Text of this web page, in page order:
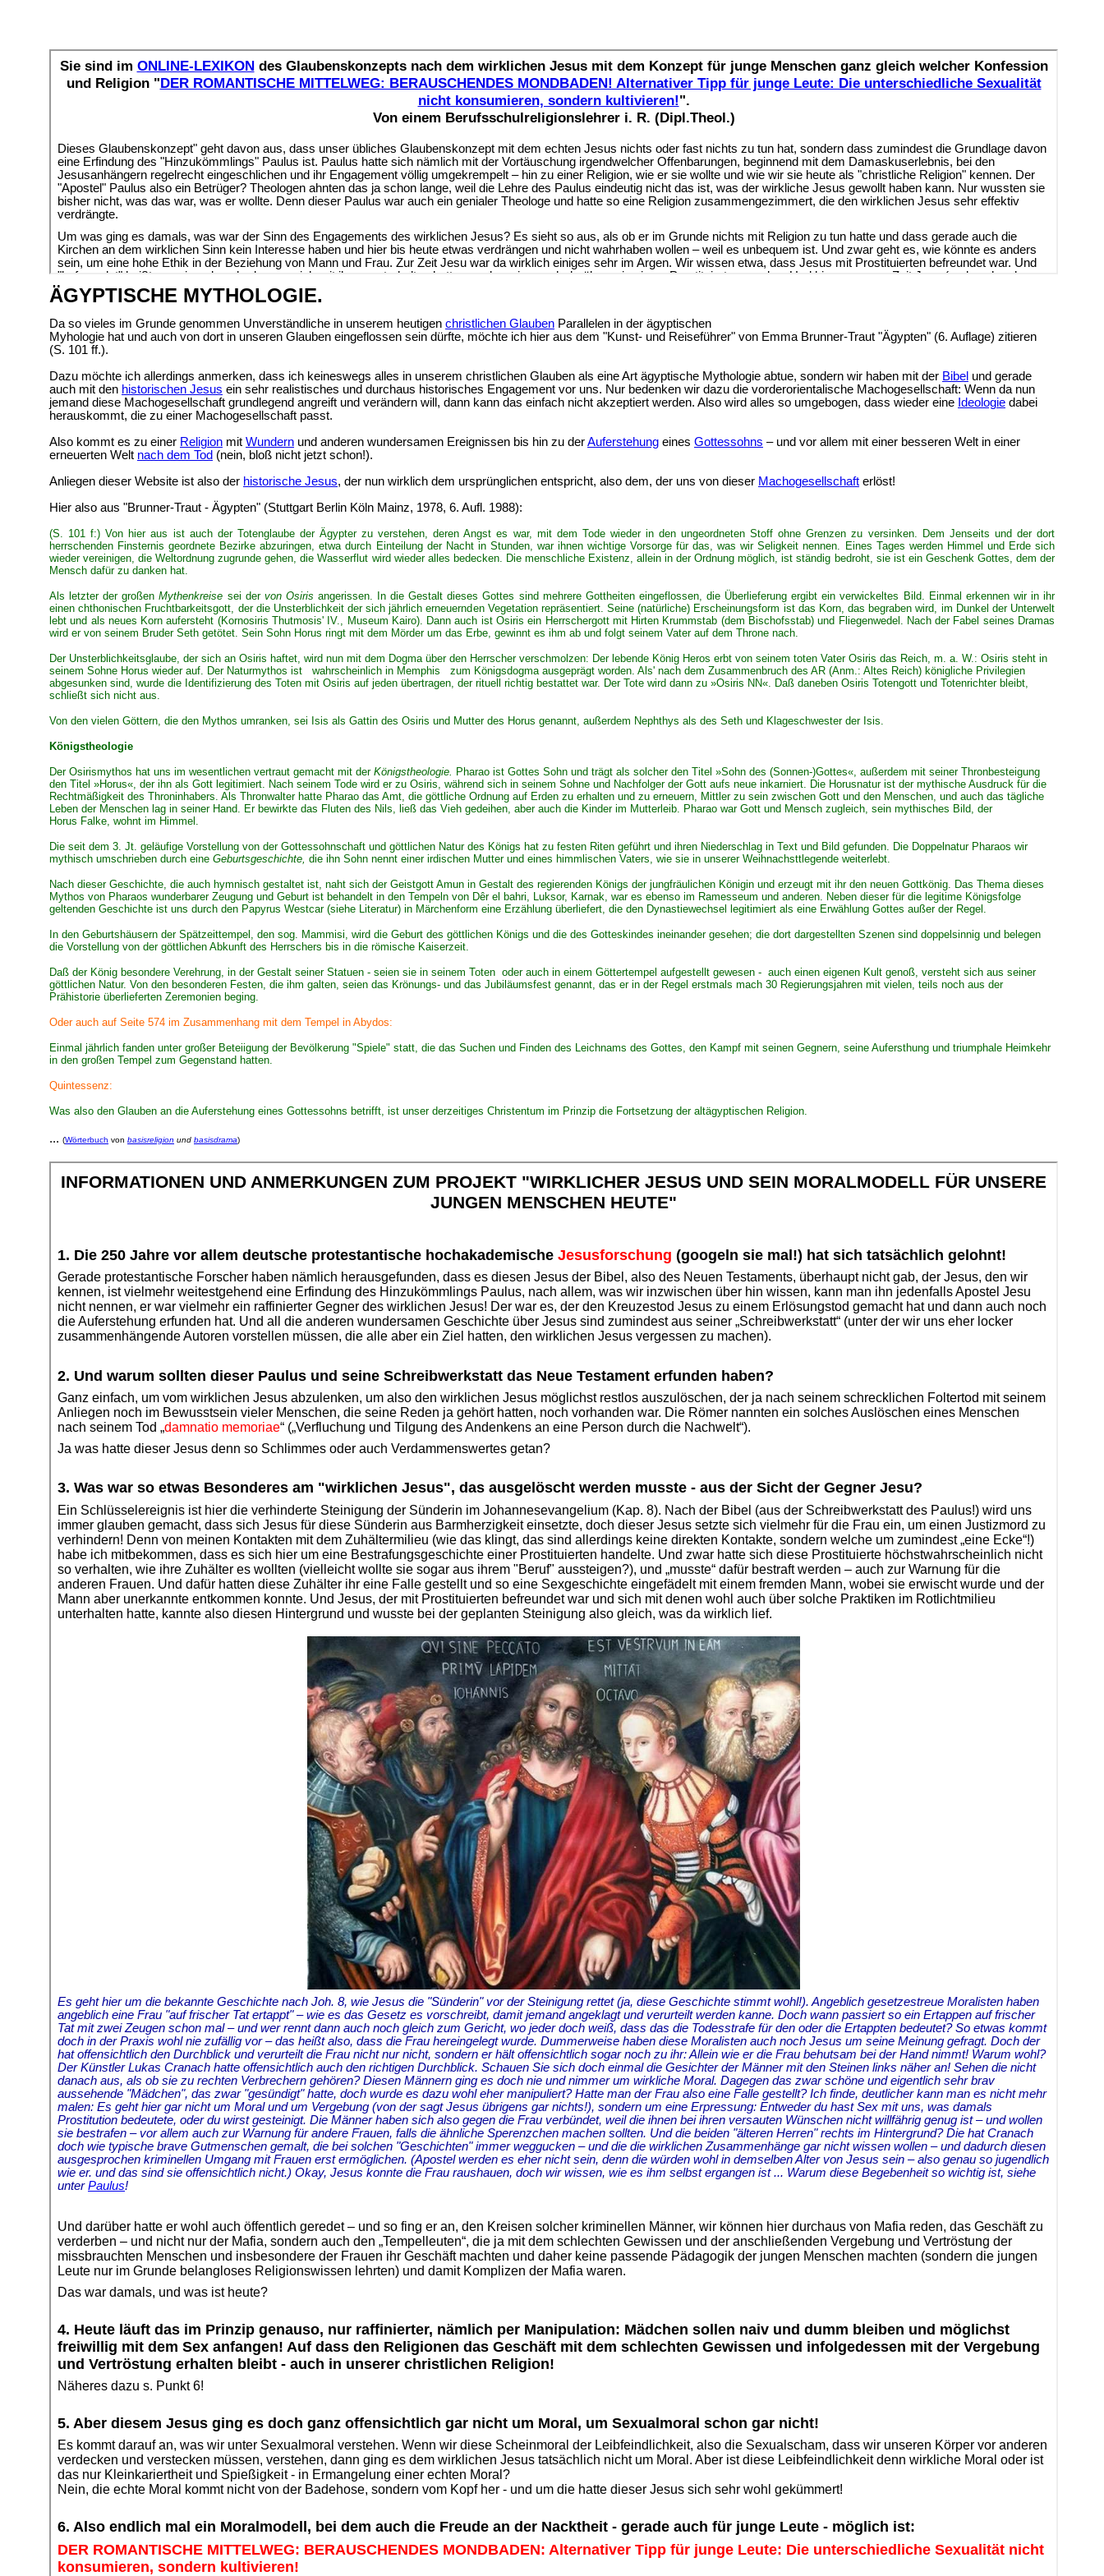
ÄGYPTISCHE MYTHOLOGIE.
Da so vieles im Grunde genommen Unverständliche in unserem heutigen christlichen Glauben Parallelen in der ägyptischen
Myhologie hat und auch von dort in unseren Glauben eingeflossen sein dürfte, möchte ich hier aus dem "Kunst- und Reiseführer" von Emma Brunner-Traut "Ägypten" (6. Auflage) zitieren
(S. 101 ff.).
Dazu möchte ich allerdings anmerken, dass ich keineswegs alles in unserem christlichen Glauben als eine Art ägyptische Mythologie abtue, sondern wir haben mit der Bibel und gerade
auch mit den historischen Jesus ein sehr realistisches und durchaus historisches Engagement vor uns. Nur bedenken wir dazu die vorderorientalische Machogesellschaft: Wenn da nun
jemand diese Machogesellschaft grundlegend angreift und verändern will, dann kann das einfach nicht akzeptiert werden. Also wird alles so umgebogen, dass wieder eine Ideologie dabei
herauskommt, die zu einer Machogesellschaft passt.
Also kommt es zu einer Religion mit Wundern und anderen wundersamen Ereignissen bis hin zu derAuferstehung eines Gottessohns – und vor allem mit einer besseren Welt in einer
erneuerten Welt nach dem Tod (nein, bloß nicht jetzt schon!).
Anliegen dieser Website ist also der historische Jesus, der nun wirklich dem ursprünglichen entspricht, also dem, der uns von dieser Machogesellschaft erlöst!
Hier also aus "Brunner-Traut - Ägypten" (Stuttgart Berlin Köln Mainz, 1978, 6. Aufl. 1988):
(S. 101 f:) Von hier aus ist auch der Totenglaube der Ägypter zu verstehen, deren Angst es war, mit dem Tode wieder in den ungeordneten Stoff ohne Grenzen zu versinken. Dem Jenseits und der dort
herrschenden Finsternis geordnete Bezirke abzuringen, etwa durch Einteilung der Nacht in Stunden, war ihnen wichtige Vorsorge für das, was wir Seligkeit nennen. Eines Tages werden Himmel und Erde sich
wieder vereinigen, die Weltordnung zugrunde gehen, die Wasserflut wird wieder alles bedecken. Die menschliche Existenz, allein in der Ordnung möglich, ist ständig bedroht, sie ist ein Geschenk Gottes, dem der
Mensch dafür zu danken hat.
Als letzter der großenMythenkreise sei der von Osiris angerissen. In die Gestalt dieses Gottes sind mehrere Gottheiten eingeflossen, die Überlieferung ergibt ein verwickeltes Bild. Einmal erkennen wir in ihr
einen chthonischen Fruchtbarkeitsgott, der die Unsterblichkeit der sich jährlich erneuernden Vegetation repräsentiert. Seine (natürliche) Erscheinungsform ist das Korn, das begraben wird, im Dunkel der Unterwelt
lebt und als neues Korn aufersteht (Kornosiris Thutmosis' IV., Museum Kairo). Dann auch ist Osiris ein Herrschergott mit Hirten Krummstab (dem Bischofsstab) und Fliegenwedel. Nach der Fabel seines Dramas
wird er von seinem Bruder Seth getötet. Sein Sohn Horus ringt mit dem Mörder um das Erbe, gewinnt es ihm ab und folgt seinem Vater auf dem Throne nach.
Der Unsterblichkeitsglaube, der sich an Osiris haftet, wird nun mit dem Dogma über den Herrscher verschmolzen: Der lebende König Heros erbt von seinem toten Vater Osiris das Reich, m. a. W.: Osiris steht in
seinem Sohne Horus wieder auf. Der Naturmythos ist wahrscheinlich in Memphis zum Königsdogma ausgeprägt worden. Als' nach dem Zusammenbruch des AR (Anm.: Altes Reich) königliche Privilegien
abgesunken sind, wurde die Identifizierung des Toten mit Osiris auf jeden übertragen, der rituell richtig bestattet war. Der Tote wird dann zu »Osiris NN«. Daß daneben Osiris Totengott und Totenrichter bleibt,
schließt sich nicht aus.
Von den vielen Göttern, die den Mythos umranken, sei Isis als Gattin des Osiris und Mutter des Horus genannt, außerdem Nephthys als des Seth und Klageschwester der Isis.
Königstheologie
Der Osirismythos hat uns im wesentlichen vertraut gemacht mit der Königstheologie. Pharao ist Gottes Sohn und trägt als solcher den Titel »Sohn des (Sonnen-)Gottes«, außerdem mit seiner Thronbesteigung
den Titel »Horus«, der ihn als Gott legitimiert. Nach seinem Tode wird er zu Osiris, während sich in seinem Sohne und Nachfolger der Gott aufs neue inkarniert. Die Horusnatur ist der mythische Ausdruck für die
Rechtmäßigkeit des Throninhabers. Als Thronwalter hatte Pharao das Amt, die göttliche Ordnung auf Erden zu erhalten und zu erneuern, Mittler zu sein zwischen Gott und den Menschen, und auch das tägliche
Leben der Menschen lag in seiner Hand. Er bewirkte das Fluten des Nils, ließ das Vieh gedeihen, aber auch die Kinder im Mutterleib. Pharao war Gott und Mensch zugleich, sein mythisches Bild, der
Horus Falke, wohnt im Himmel.
Die seit dem 3. Jt. geläufige Vorstellung von der Gottessohnschaft und göttlichen Natur des Königs hat zu festen Riten geführt und ihren Niederschlag in Text und Bild gefunden. Die Doppelnatur Pharaos wir
mythisch umschrieben durch eine Geburtsgeschichte, die ihn Sohn nennt einer irdischen Mutter und eines himmlischen Vaters, wie sie in unserer Weihnachsttlegende weiterlebt.
Nach dieser Geschichte, die auch hymnisch gestaltet ist, naht sich der Geistgott Amun in Gestalt des regierenden Königs der jungfräulichen Königin und erzeugt mit ihr den neuen Gottkönig. Das Thema dieses
Mythos von Pharaos wunderbarer Zeugung und Geburt ist behandelt in den Tempeln von Dêr el bahri, Luksor, Karnak, war es ebenso im Ramesseum und anderen. Neben dieser für die legitime Königsfolge
geltenden Geschichte ist uns durch den Papyrus Westcar (siehe Literatur) in Märchenform eine Erzählung überliefert, die den Dynastiewechsel legitimiert als eine Erwählung Gottes außer der Regel.
In den Geburtshäusern der Spätzeittempel, den sog. Mammisi, wird die Geburt des göttlichen Königs und die des Gotteskindes ineinander gesehen; die dort dargestellten Szenen sind doppelsinnig und belegen
die Vorstellung von der göttlichen Abkunft des Herrschers bis in die römische Kaiserzeit.
Daß der König besondere Verehrung, in der Gestalt seiner Statuen - seien sie in seinem Toten oder auch in einem Göttertempel aufgestellt gewesen - auch einen eigenen Kult genoß, versteht sich aus seiner
göttlichen Natur. Von den besonderen Festen, die ihm galten, seien das Krönungs- und das Jubiläumsfest genannt, das er in der Regel erstmals mach 30 Regierungsjahren mit vielen, teils noch aus der
Prähistorie überlieferten Zeremonien beging.
Oder auch auf Seite 574 im Zusammenhang mit dem Tempel in Abydos:
Einmal jährlich fanden unter großer Beteiigung der Bevölkerung "Spiele" statt, die das Suchen und Finden des Leichnams des Gottes, den Kampf mit seinen Gegnern, seine Aufersthung und triumphale Heimkehr
in den großen Tempel zum Gegenstand hatten.
Quintessenz:
Was also den Glauben an die Auferstehung eines Gottessohns betrifft, ist unser derzeitiges Christentum im Prinzip die Fortsetzung der altägyptischen Religion.
... (Wörterbuch von basisreligion und basisdrama)